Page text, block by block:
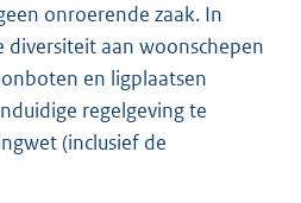
onroerende zaak. In
aan woonschepen
en ligplaatsen
regelgeving te
(inclusief de